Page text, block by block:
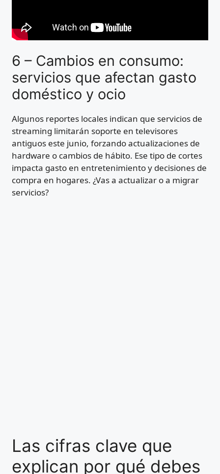
6 – Cambios en consumo:
servicios que afectan gasto
doméstico y ocio
Algunos reportes locales indican que servicios de
streaming limitarán soporte en televisores
antiguos este junio, forzando actualizaciones de
hardware o cambios de hábito. Ese tipo de cortes
impacta gasto en entretenimiento y decisiones de
compra en hogares. ¿Vas a actualizar o a migrar
servicios?
Las cifras clave que
explican por qué debes